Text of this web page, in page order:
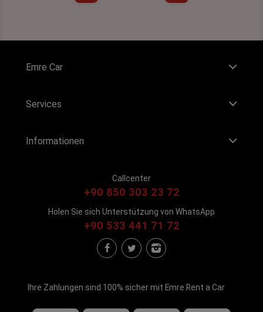
Emre Car
Services
Informationen
Callcenter
+90 850 303 23 72
Holen Sie sich Unterstützung von WhatsApp
+90 533 441 71 72
Ihre Zahlungen sind 100% sicher mit Emre Rent a Car